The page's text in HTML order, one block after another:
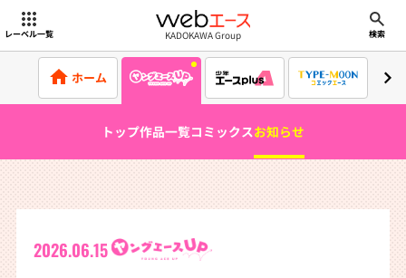
レーベル一覧 webエース
KADOKAWA Group 検索
ホーム
トップ作品一覧コミックスお知らせ
2026.06.15